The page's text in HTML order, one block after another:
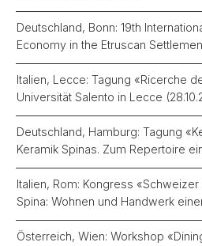
Deutschland, Bonn: 19th
Economy in the Etruscan
Italien, Lecce: Tagung «Ricerche
Universität Salento in Lecce
Deutschland, Hamburg: Tagung
Keramik Spinas. Zum Repertoire
Italien, Rom: Kongress
Spina: Wohnen und Handwerk
Österreich, Wien: Workshop